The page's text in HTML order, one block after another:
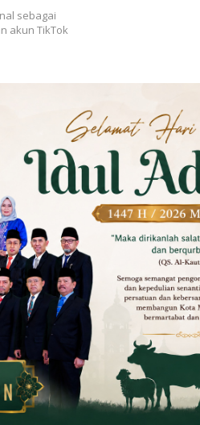
sebagai
akun TikTok